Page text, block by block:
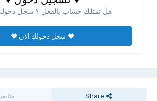
هل تمتلك حساب بالفعل ؟ سجل
♥ سجل دخولك الان ♥
Share